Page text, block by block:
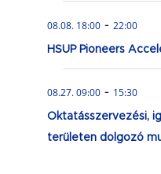
08.08. 18:00 - 22:00
HSUP Pioneers
08.27. 09:00 - 15:30
Oktatásszervezési,
területen dolgozó